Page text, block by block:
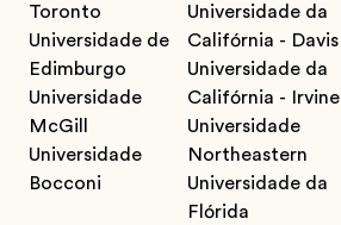
Toronto
Universidade de
Edimburgo
Universidade
McGill
Universidade
Bocconi
Universidade da
Califórnia - Davis
Universidade da
Califórnia - Irvine
Universidade
Northeastern
Universidade da
Flórida